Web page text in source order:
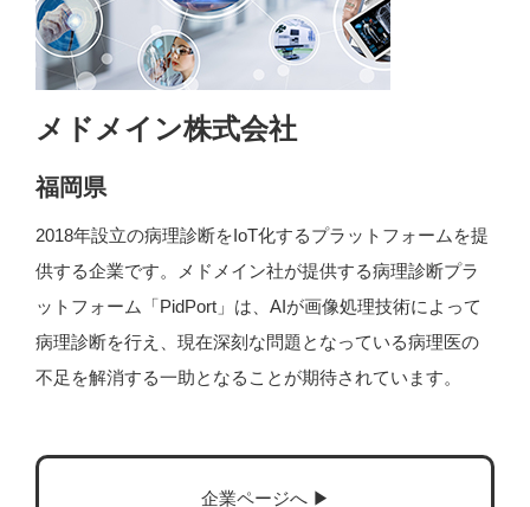
メドメイン株式会社
福岡県
2018年設立の病理診断をIoT化するプラットフォームを提
供する企業です。メドメイン社が提供する病理診断プラ
ットフォーム「PidPort」は、AIが画像処理技術によって
病理診断を行え、現在深刻な問題となっている病理医の
不足を解消する一助となることが期待されています。
企業ページへ ▶︎